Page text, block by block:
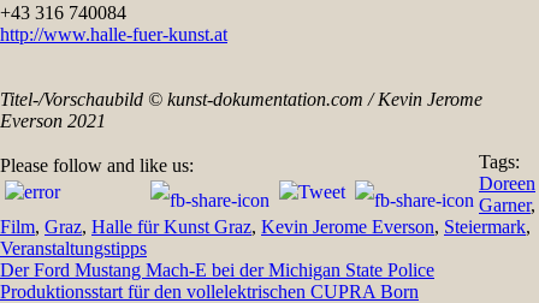
+43 316 740084
http://www.halle-fuer-kunst.at
Titel-/Vorschaubild © kunst-dokumentation.com / Kevin Jerome
Everson 2021
Please follow and like us:
Tags:
Doreen
Garner,
Film, Graz, Halle für Kunst Graz, Kevin Jerome Everson, Steiermark,
Veranstaltungstipps
Beitragsnavigation
Der Ford Mustang Mach-E bei der Michigan State Police
Produktionsstart für den vollelektrischen CUPRA Born